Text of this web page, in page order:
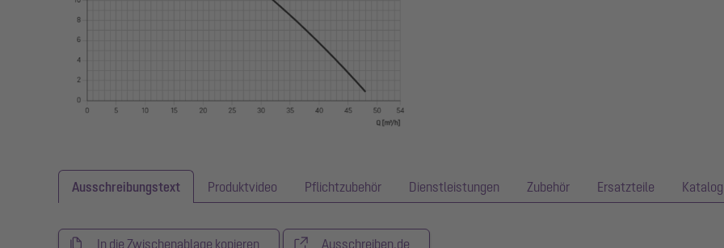
Ausschreibungstext Produktvideo Pflichtzubehör Dienstleistungen Zubehör Ersatzteile Katalog
In die Zwischenablage kopieren Ausschreiben.de